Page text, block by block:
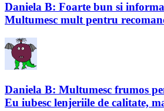
Daniela B: Foarte bun si
Multumesc mult pentru
Daniela B: Multumesc frumos
Eu iubesc lenjeriile de calitate,